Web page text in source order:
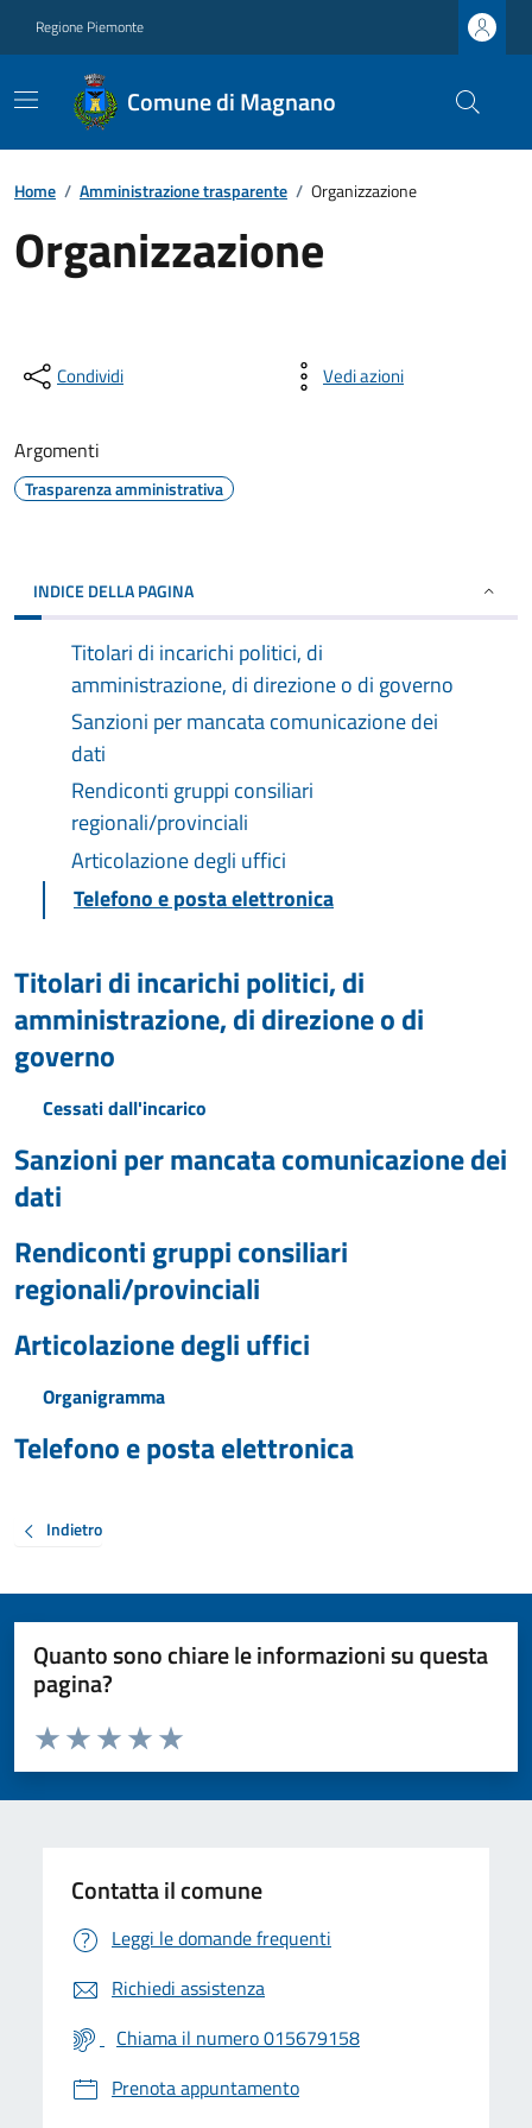
Regione Piemonte
Comune di Magnano
Home / Amministrazione trasparente / Organizzazione
Organizzazione
Condividi Vedi azioni
Argomenti
Trasparenza amministrativa
INDICE DELLA PAGINA
Titolari di incarichi politici, di
amministrazione, di direzione o di governo
Sanzioni per mancata comunicazione dei
dati
Rendiconti gruppi consiliari
regionali/provinciali
Articolazione degli uffici
Telefono e posta elettronica
Titolari di incarichi politici, di
amministrazione, di direzione o di
governo
Cessati dall'incarico
Sanzioni per mancata comunicazione dei
dati
Rendiconti gruppi consiliari
regionali/provinciali
Articolazione degli uffici
Organigramma
Telefono e posta elettronica
Indietro
Quanto sono chiare le informazioni su questa
pagina?
Valuta da 1 a 5 stelle la pagina
Valuta 5 stelle su 5
Valuta 4 stelle su 5
Valuta 3 stelle su 5
Valuta 2 stelle su 5
Valuta 1 stelle su 5
Contatta il comune
Leggi le domande frequenti
Richiedi assistenza
Chiama il numero 015679158
Prenota appuntamento